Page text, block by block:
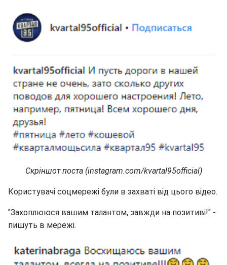
Скріншот поста (instagram.com/kvartal95official)
Користувачі соцмережі були в захваті від цього відео.
"Захоплююся вашим талантом, завжди на позитиві!" -
пишуть в мережі.